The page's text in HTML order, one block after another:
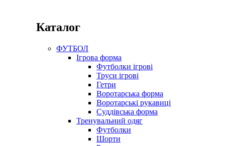
Каталог
ФУТБОЛ
Ігрова форма
Футболки ігрові
Труси ігрові
Гетри
Воротарська форма
Воротарські рукавиці
Суддівська форма
Тренувальний одяг
Футболки
Шорти